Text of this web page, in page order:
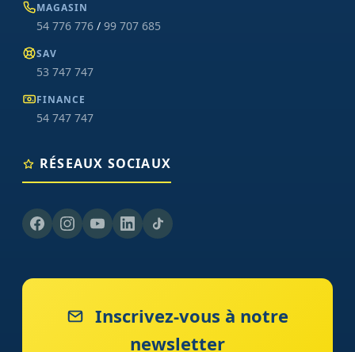
MAGASIN
54 776 776 / 99 707 685
SAV
53 747 747
FINANCE
54 747 747
RÉSEAUX SOCIAUX
Inscrivez-vous à notre
newsletter